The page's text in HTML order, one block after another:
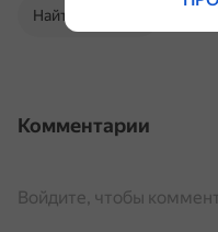
Найти в Поиске
Комментарии
Войдите, чтобы